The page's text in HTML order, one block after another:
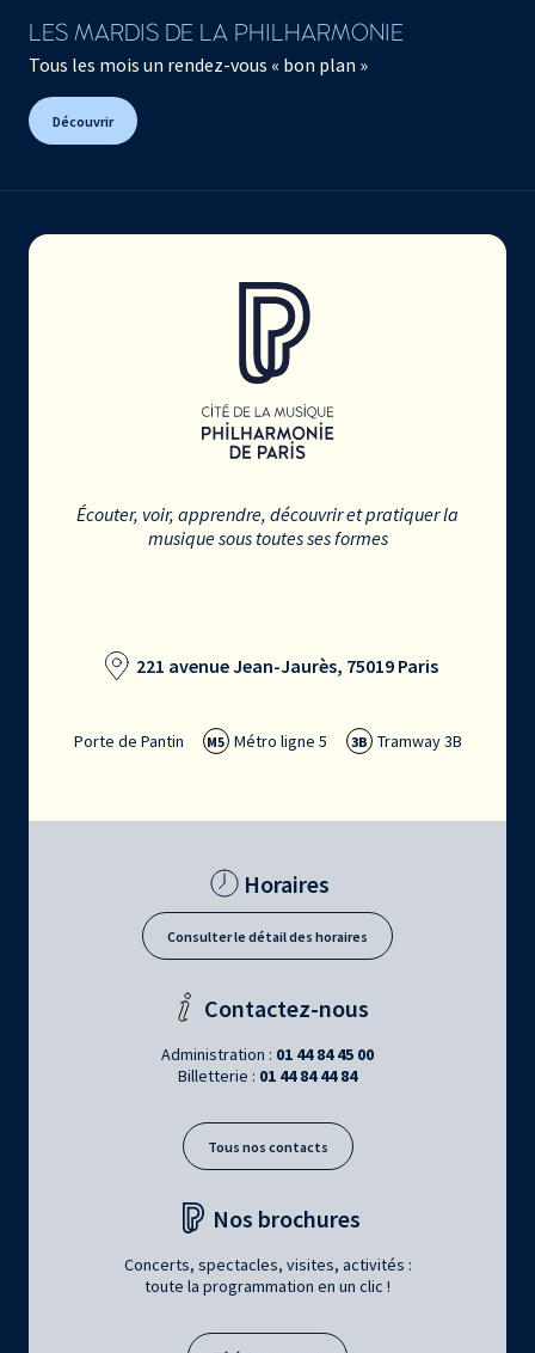
LES MARDIS DE LA PHILHARMONIE
Tous les mois un rendez-vous « bon plan »
Découvrir
Écouter, voir, apprendre, découvrir et pratiquer la
musique sous toutes ses formes
221 avenue Jean-Jaurès, 75019 Paris
Porte de Pantin M5 Métro ligne 5 3B Tramway 3B
Horaires
Consulter le détail des horaires
Contactez-nous
Administration : 01 44 84 45 00
Billetterie : 01 44 84 44 84
Tous nos contacts
Nos brochures
Concerts, spectacles, visites, activités :
toute la programmation en un clic !